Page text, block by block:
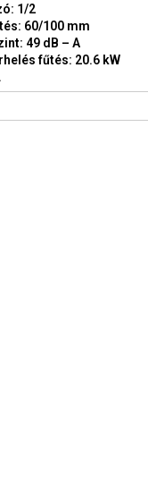
1/2
60/100 mm
49 dB – A
fűtés: 20.6 kW